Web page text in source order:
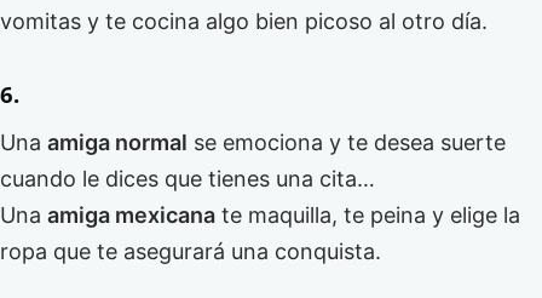
vomitas y te cocina algo bien picoso al otro día.
6.
Una amiga normal se emociona y te desea suerte
cuando le dices que tienes una cita…
Una amiga mexicana te maquilla, te peina y elige la
ropa que te asegurará una conquista.